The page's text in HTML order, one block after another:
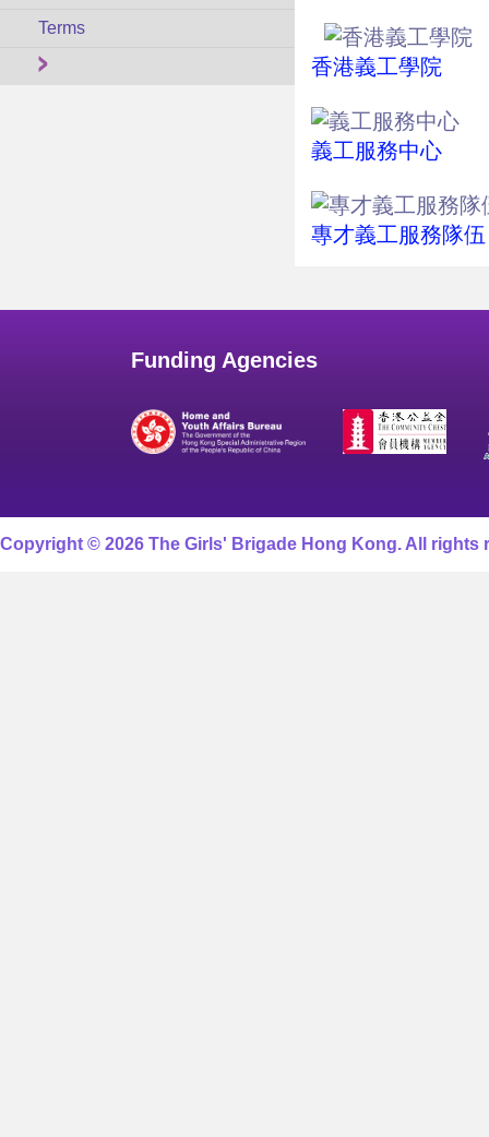
Terms
香港義工學院
義工服務中心
專才義工服務隊伍
Funding Agencies
Copyright © 2026 The Girls' Brigade Hong Kong. All rights